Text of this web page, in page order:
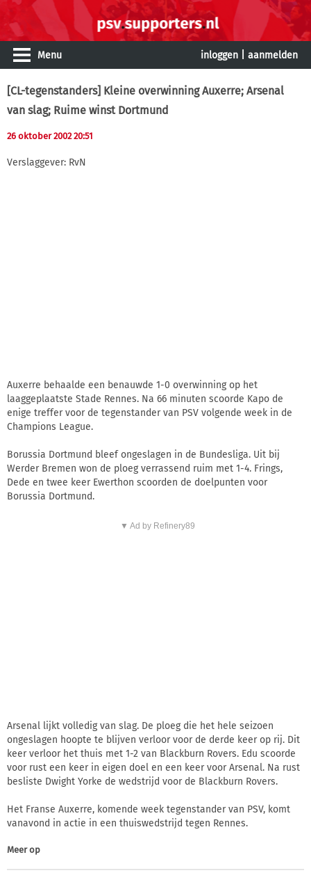
Menu inloggen aanmelden
[CL-tegenstanders] Kleine overwinning Auxerre; Arsenal
van slag; Ruime winst Dortmund
26 oktober 2002 20:51
Verslaggever: RvN
Auxerre behaalde een benauwde 1-0 overwinning op het
laaggeplaatste Stade Rennes. Na 66 minuten scoorde Kapo de
enige treffer voor de tegenstander van PSV volgende week in de
Champions League.
Borussia Dortmund bleef ongeslagen in de Bundesliga. Uit bij
Werder Bremen won de ploeg verrassend ruim met 1-4. Frings,
Dede en twee keer Ewerthon scoorden de doelpunten voor
Borussia Dortmund.
▼ Ad by Refinery89
Arsenal lijkt volledig van slag. De ploeg die het hele seizoen
ongeslagen hoopte te blijven verloor voor de derde keer op rij. Dit
keer verloor het thuis met 1-2 van Blackburn Rovers. Edu scoorde
voor rust een keer in eigen doel en een keer voor Arsenal. Na rust
besliste Dwight Yorke de wedstrijd voor de Blackburn Rovers.
Het Franse Auxerre, komende week tegenstander van PSV, komt
vanavond in actie in een thuiswedstrijd tegen Rennes.
Meer op